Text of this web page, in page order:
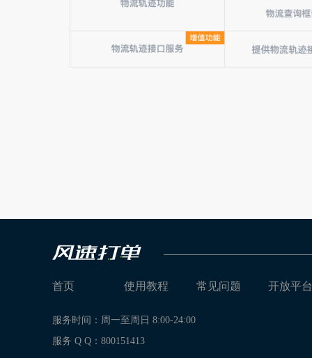
首页 使用教程 常见问题 开放平台
服务时间：周一至周日 8:00-24:00
服务 Q Q：800151413